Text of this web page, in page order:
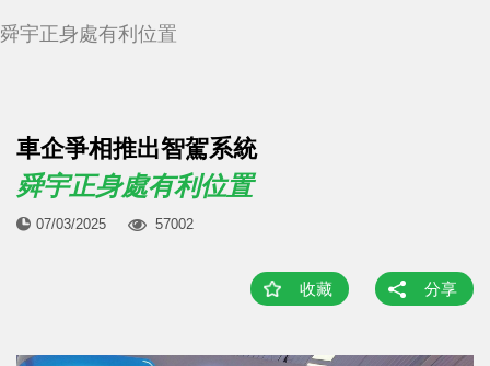
舜宇正身處有利位置
車企爭相推出智駕系統
舜宇正身處有利位置
07/03/2025 57002
收藏 分享